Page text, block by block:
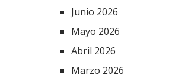
Junio 2026
Mayo 2026
Abril 2026
Marzo 2026